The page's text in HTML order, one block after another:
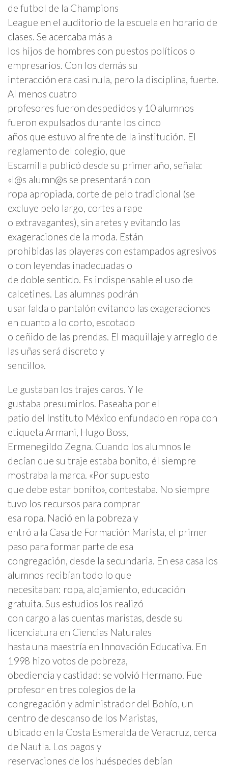
de futbol de la Champions
League en el auditorio de la escuela en horario de
clases. Se acercaba más a
los hijos de hombres con puestos políticos o
empresarios. Con los demás su
interacción era casi nula, pero la disciplina, fuerte.
Al menos cuatro
profesores fueron despedidos y 10 alumnos
fueron expulsados durante los cinco
años que estuvo al frente de la institución. El
reglamento del colegio, que
Escamilla publicó desde su primer año, señala:
«l@s alumn@s se presentarán con
ropa apropiada, corte de pelo tradicional (se
excluye pelo largo, cortes a rape
o extravagantes), sin aretes y evitando las
exageraciones de la moda. Están
prohibidas las playeras con estampados agresivos
o con leyendas inadecuadas o
de doble sentido. Es indispensable el uso de
calcetines. Las alumnas podrán
usar falda o pantalón evitando las exageraciones
en cuanto a lo corto, escotado
o ceñido de las prendas. El maquillaje y arreglo de
las uñas será discreto y
sencillo».
Le gustaban los trajes caros. Y le
gustaba presumirlos. Paseaba por el
patio del Instituto México enfundado en ropa con
etiqueta Armani, Hugo Boss,
Ermenegildo Zegna. Cuando los alumnos le
decían que su traje estaba bonito, él siempre
mostraba la marca. «Por supuesto
que debe estar bonito», contestaba. No siempre
tuvo los recursos para comprar
esa ropa. Nació en la pobreza y
entró a la Casa de Formación Marista, el primer
paso para formar parte de esa
congregación, desde la secundaria. En esa casa los
alumnos recibían todo lo que
necesitaban: ropa, alojamiento, educación
gratuita. Sus estudios los realizó
con cargo a las cuentas maristas, desde su
licenciatura en Ciencias Naturales
hasta una maestría en Innovación Educativa. En
1998 hizo votos de pobreza,
obediencia y castidad: se volvió Hermano. Fue
profesor en tres colegios de la
congregación y administrador del Bohío, un
centro de descanso de los Maristas,
ubicado en la Costa Esmeralda de Veracruz, cerca
de Nautla. Los pagos y
reservaciones de los huéspedes debían